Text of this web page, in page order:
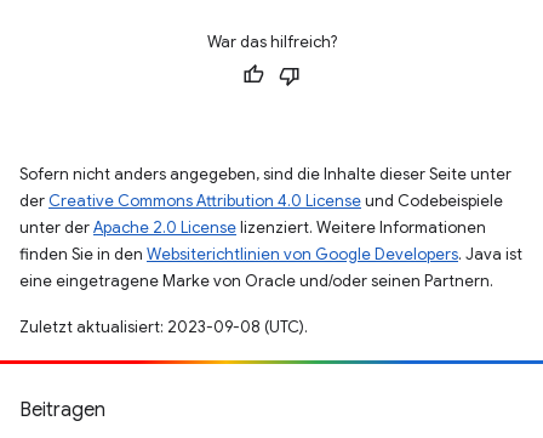
War das hilfreich?
Sofern nicht anders angegeben, sind die Inhalte dieser Seite unter
der Creative Commons Attribution 4.0 Licenseund Codebeispiele
unter derApache 2.0 Licenselizenziert. Weitere Informationen
finden Sie in den Websiterichtlinien von Google Developers. Java ist
eine eingetragene Marke von Oracle und/oder seinen Partnern.
Zuletzt aktualisiert: 2023-09-08 (UTC).
Beitragen